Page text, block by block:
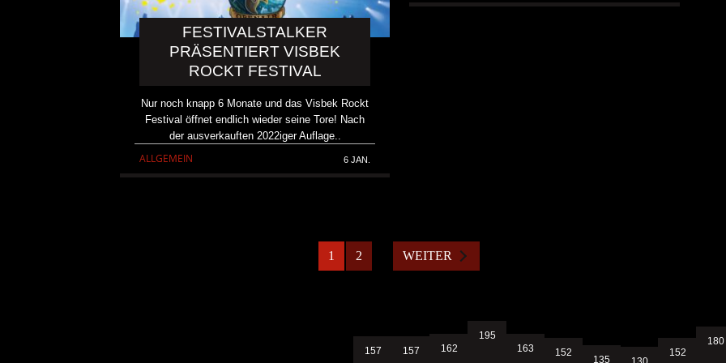
FESTIVALSTALKER
PRÄSENTIERT VISBEK
ROCKT FESTIVAL
Nur noch knapp 6 Monate und das Visbek Rockt
Festival öffnet endlich wieder seine Tore! Nach
der ausverkauften 2022iger Auflage..
ALLGEMEIN 6 JAN.
1 2 WEITER
157 157 162
195
163
152
135
152
180